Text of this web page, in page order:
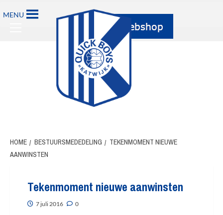
naar
MENU
Primary
HOME BESTUURSMEDEDELING
TEKENMOMENT NIEUWE
AANWINSTEN
Tekenmoment nieuwe aanwinsten
7 juli 2016 0